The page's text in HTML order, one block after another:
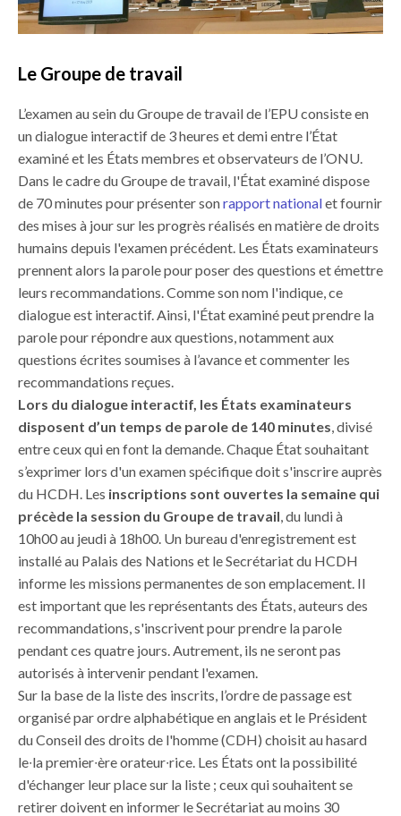
Le Groupe de travail
L’examen au sein du Groupe de travail de l’EPU consiste en
un dialogue interactif de 3 heures et demi entre l’État
examiné et les États membres et observateurs de l’ONU.
Dans le cadre du Groupe de travail, l'État examiné dispose
de 70 minutes pour présenter sonrapport nationalet fournir
des mises à jour sur les progrès réalisés en matière de droits
humains depuis l'examen précédent. Les États examinateurs
prennent alors la parole pour poser des questions et émettre
leurs recommandations. Comme son nom l'indique, ce
dialogue est interactif.Ainsi, l'État examiné peut prendre la
parole pour répondre aux questions, notamment aux
questions écrites soumises à l’avance et commenter les
recommandations reçues.
Lors du dialogue interactif, les États examinateurs
disposent d’un temps de parole de 140 minutes, divisé
entre ceux qui en font la demande. Chaque État souhaitant
s’exprimer lors d'un examen spécifique doit s'inscrire auprès
du HCDH. Les inscriptions sont ouvertes la semaine qui
précède la session du Groupe de travail, du lundi à
10h00 au jeudi à 18h00. Un bureau d'enregistrement est
installé au Palais des Nations et le Secrétariat du HCDH
informe les missions permanentes de son emplacement. Il
est important que les représentants des États, auteurs des
recommandations, s'inscrivent pour prendre la parole
pendant ces quatre jours. Autrement, ils ne seront pas
autorisés à intervenir pendant l'examen.
Sur la base de la liste des inscrits, l’ordre de passage est
organisé par ordre alphabétique en anglais et le Président
du Conseil des droits de l'homme (CDH) choisit au hasard
le∙lapremier∙èreorateur∙rice. Les États ont la possibilité
d'échanger leur place sur la liste ; ceux qui souhaitent se
retirer doivent en informer le Secrétariat au moins 30